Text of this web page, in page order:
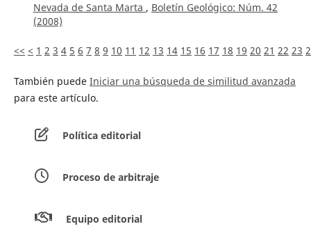
Nevada de Santa Marta , Boletín Geológico: Núm. 42
(2008)
<< < 1 2 3 4 5 6 7 8 9 10 11 12 13 14 15 16 17 18 19 20 21 22 23
También puede Iniciar una búsqueda de similitud avanzada
para este artículo.
Política editorial
Proceso de arbitraje
Equipo editorial